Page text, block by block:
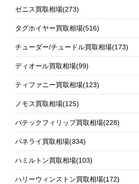
ゼニス買取相場(273)
タグホイヤー買取相場(516)
チューダー/チュードル買取相場(173)
ディオール買取相場(99)
ティファニー買取相場(123)
ノモス買取相場(125)
パテックフィリップ買取相場(228)
パネライ買取相場(334)
ハミルトン買取相場(103)
ハリーウィンストン買取相場(172)